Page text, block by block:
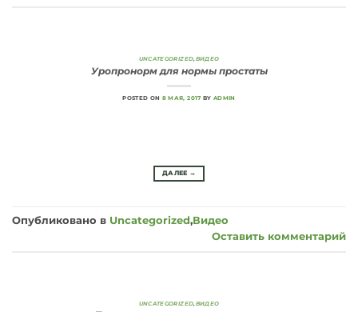
UNCATEGORIZED,ВИДЕО
Уропронорм для нормы простаты
POSTED ON 8 МАЯ, 2017 BYADMIN
ДАЛЕЕ →
Опубликовано в Uncategorized,Видео
Оставить комментарий
UNCATEGORIZED, ВИДЕО